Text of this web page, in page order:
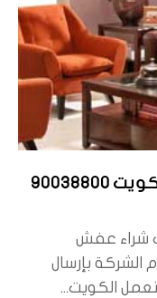
شراء عفش
الشركة بإرسال
الكويت...